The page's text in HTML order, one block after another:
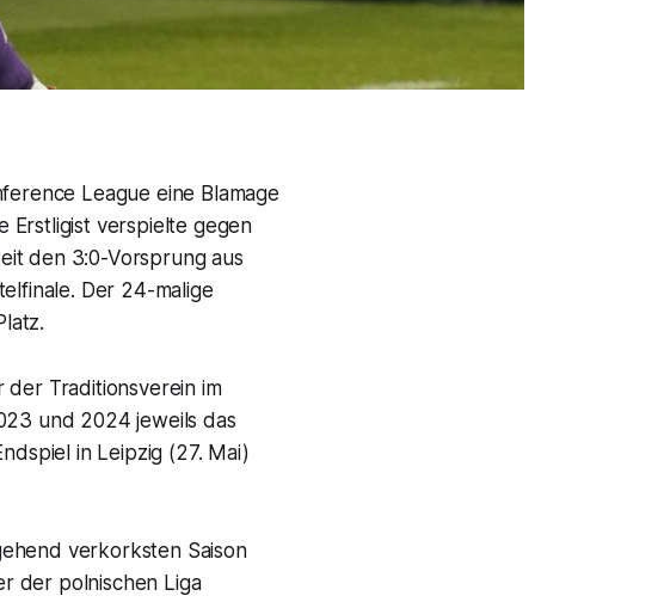
League eine Blamage
Erstligist verspielte gegen
den 3:0-Vorsprung aus
Der 24-malige
der Traditionsverein im
und 2024 jeweils das
in Leipzig (27. Mai)
verkorksten Saison
der polnischen Liga